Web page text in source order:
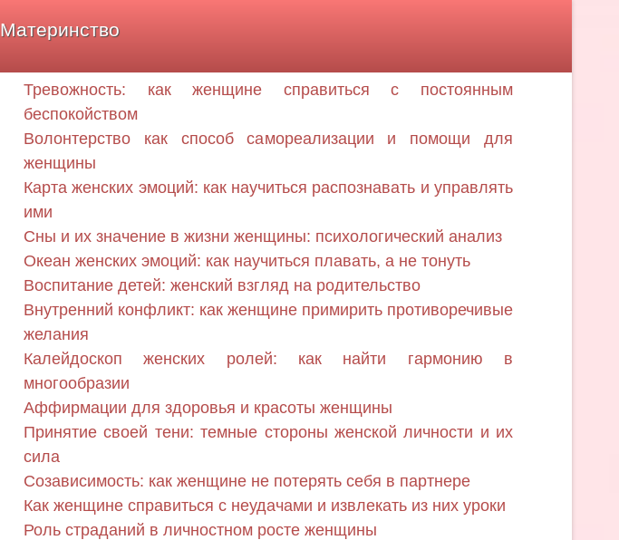
Материнство
Тревожность: как женщине справиться с постоянным
беспокойством
Волонтерство как способ самореализации и помощи для
женщины
Карта женских эмоций: как научиться распознавать и управлять
ими
Сны и их значение в жизни женщины: психологический анализ
Океан женских эмоций: как научиться плавать, а не тонуть
Воспитание детей: женский взгляд на родительство
Внутренний конфликт: как женщине примирить противоречивые
желания
Калейдоскоп женских ролей: как найти гармонию в
многообразии
Аффирмации для здоровья и красоты женщины
Принятие своей тени: темные стороны женской личности и их
сила
Созависимость: как женщине не потерять себя в партнере
Как женщине справиться с неудачами и извлекать из них уроки
Роль страданий в личностном росте женщины